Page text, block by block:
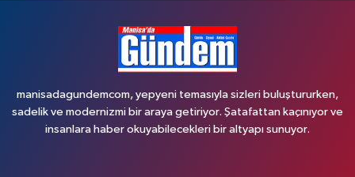
manisadagundemcom, yepyeni temasıyla sizleri buluştururken,
sadelik ve modernizmi bir araya getiriyor. Şatafattan kaçınıyor ve
insanlara haber okuyabilecekleri bir altyapı sunuyor.